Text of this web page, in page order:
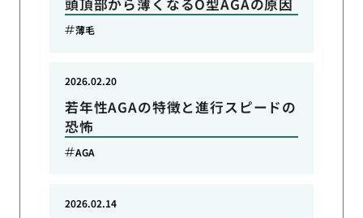
頭頂部から薄くなるO型AGAの原因
薄毛
若年性AGAの特徴と進行スピードの
恐怖
2026.02.20
AGA
2026.02.14